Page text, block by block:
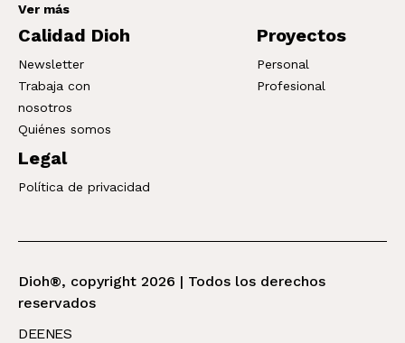
Ver más
Calidad Dioh
Newsletter
Trabaja con
nosotros
Quiénes somos
Proyectos
Personal
Profesional
Legal
Política de privacidad
Dioh®, copyright 2026 | Todos los derechos
reservados
DEENES